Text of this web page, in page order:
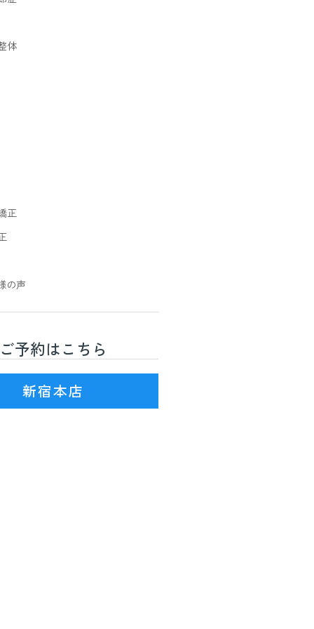
体
正
の声
ご予約はこちら
新宿本店
)3番出口を出て徒歩7分